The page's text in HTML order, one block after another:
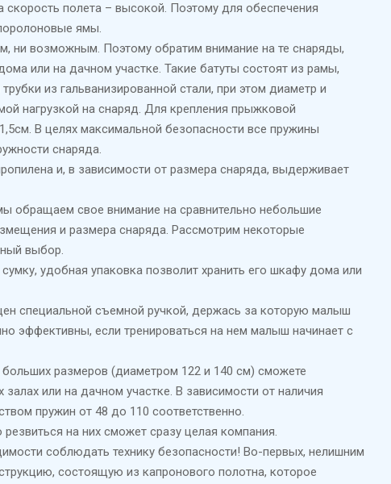
полета – высокой. Поэтому для обеспечения
ямы.
ни возможным. Поэтому обратим внимание на те снаряды,
или на дачном участке. Такие батуты состоят из рамы,
из гальванизированной стали, при этом диаметр и
нагрузкой на снаряд. Для крепления прыжковой
В целях максимальной безопасности все пружины
снаряда.
и, в зависимости от размера снаряда, выдерживает
обращаем свое внимание на сравнительно небольшие
и размера снаряда. Рассмотрим некоторые
выбор.
удобная упаковка позволит хранить его шкафу дома или
специальной съемной ручкой, держась за которую малыш
эффективны, если тренироваться на нем малыш начинает с
размеров (диаметром 122 и 140 см) сможете
или на дачном участке. В зависимости от наличия
пружин от 48 до 110 соответственно.
на них сможет сразу целая компания.
соблюдать технику безопасности! Во-первых, нелишним
состоящую из капронового полотна, которое